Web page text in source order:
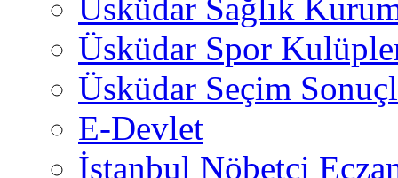
Üsküdar Sağlık
Üsküdar Spor
Üsküdar Seçim
E-Devlet
İstanbul Nöbetçi